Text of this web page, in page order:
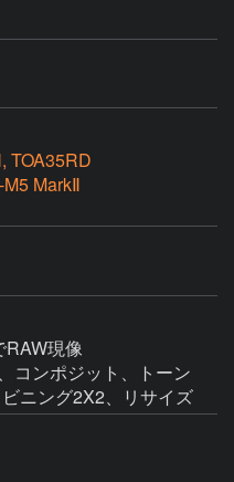
TOA35RD
MarkⅡ
現像
コンポジット、トーン
ニング2X2、リサイズ